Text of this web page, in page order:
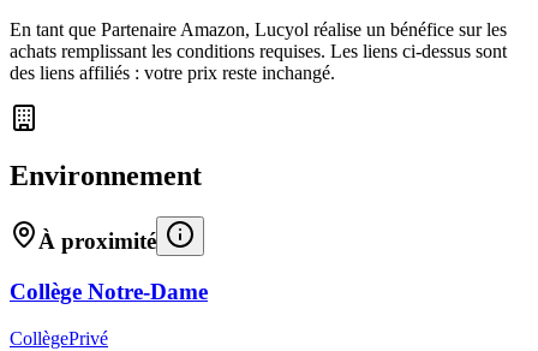
En tant que Partenaire Amazon, Lucyol réalise un bénéfice sur les
achats remplissant les conditions requises. Les liens ci-dessus sont
des liens affiliés : votre prix reste inchangé.
Environnement
À proximité
Collège Notre-Dame
CollègePrivé